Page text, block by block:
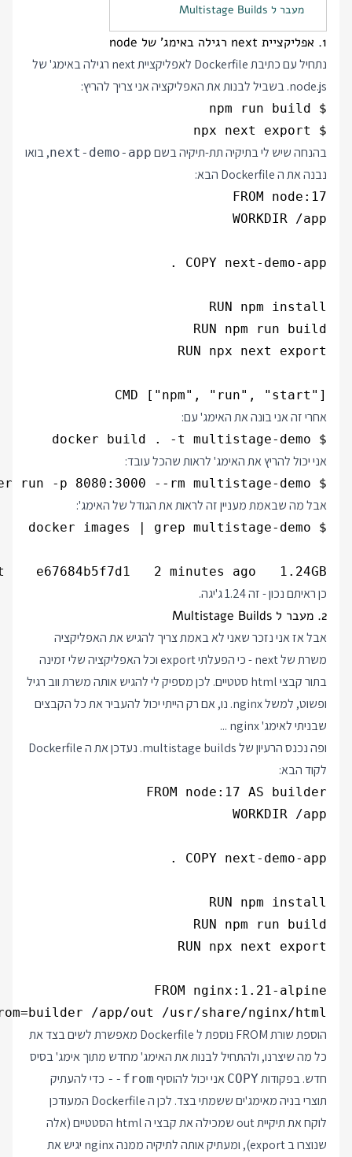
מעבר ל Multistage Builds
1. אפליקציית next רגילה באימג' של node
נתחיל עם כתיבת Dockerfile לאפליקציית next רגילה באימג' של
node.js. בשביל לבנות את האפליקציה אני צריך להריץ:
$ npx next export
בהנחה שיש לי בתיקיה תת-תיקיה בשם next-demo-app, בואו
נבנה את ה Dockerfile הבא:
CMD ["npm", "run", "start"]
אחרי זה אני בונה את האימג' עם:
$ docker build . -t multistage-demo
אני יכול להריץ את האימג' לראות שהכל עובד:
$ docker run -p 8080:3000 --rm multistage-demo
אבל מה שבאמת מעניין זה לראות את הגודל של האימג':
2 minutes ago   1.24GB
כן ראיתם נכון - זה 1.24 ג'יגה.
2. מעבר ל Multistage Builds
אבל אז אני נזכר שאני לא באמת צריך להגיש את האפליקציה
משרת של next - כי הפעלתי export וכל האפליקציה שלי זמינה
בתור קבצי html סטטיים. לכן מספיק לי להגיש אותה משרת ווב רגיל
ופשוט, למשל nginx. נו, אם רק הייתי יכול להעביר את כל הקבצים
שבניתי לאימג' nginx ...
ופה נכנס הרעיון של multistage builds. נעדכן את ה Dockerfile
לקוד הבא:
/app/out /usr/share/nginx/html/
הוספת שורת FROM נוספת ל Dockerfile מאפשרת לשים בצד את
כל מה שיצרנו, ולהתחיל לבנות את האימג' מחדש מתוך אימג' בסיס
חדש. בפקודות COPY אני יכול להוסיף --from כדי להעתיק
תוצרי בניה מאימג'ים ששמתי בצד. לכן ה Dockerfile המעודכן
לוקח את תיקיית out שמכילה את קבצי ה html הסטטיים (אלה
שנוצרו ב export), ומעתיק אותה לתיקיה ממנה nginx יגיש את